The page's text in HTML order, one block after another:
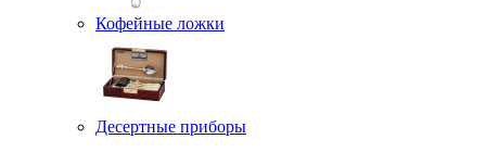
Кофейные ложки
Десертные приборы